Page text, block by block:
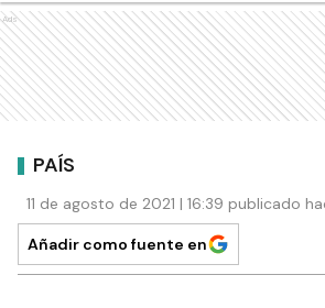
Ads
PAÍS
11 de agosto de 2021 | 16:39 publicado
Añadir como fuente en